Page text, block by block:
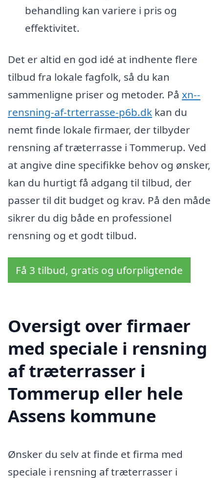
behandling kan variere i pris og
effektivitet.
Det er altid en god idé at indhente flere
tilbud fra lokale fagfolk, så du kan
sammenligne priser og metoder. På xn--
rensning-af-trterrasse-p6b.dk kan du
nemt finde lokale firmaer, der tilbyder
rensning af træterrasse i Tommerup. Ved
at angive dine specifikke behov og ønsker,
kan du hurtigt få adgang til tilbud, der
passer til dit budget og krav. På den måde
sikrer du dig både en professionel
rensning og et godt tilbud.
Få 3 tilbud, gratis og uforpligtende
Oversigt over firmaer
med speciale i rensning
af træterrasser i
Tommerup eller hele
Assens kommune
Ønsker du selv at finde et firma med
speciale i rensning af træterrasser i